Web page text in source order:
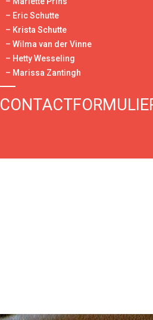
– Eric Schutte
– Krista Schutte
– Wilma van der Vinne
– Hetty Wesseling
– Marissa Zantingh